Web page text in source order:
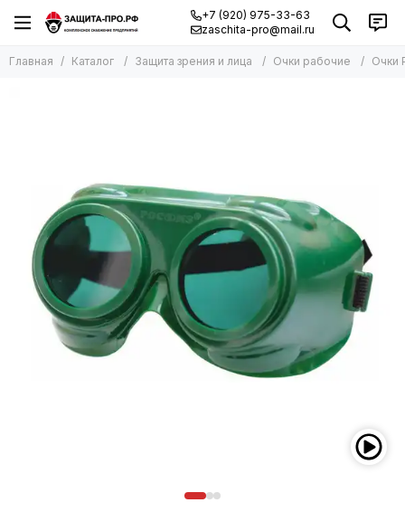
+7 (920) 975-33-63
zaschita-pro@mail.ru
Главная Каталог Защита зрения и лица Очки рабочие Очки